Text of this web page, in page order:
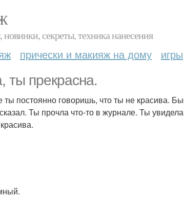
секреты, техника нанесения
прически и макияж на дому игры
ты прекрасна.
постоянно говоришь, что ты не красива.
Ты прочла что-то в журнале. Ты